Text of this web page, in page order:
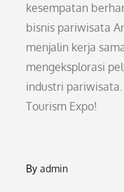
kesempatan
bisnis pariwisata
menjalin kerja
mengeksplorasi
industri
Tourism Expo!
Byadmin